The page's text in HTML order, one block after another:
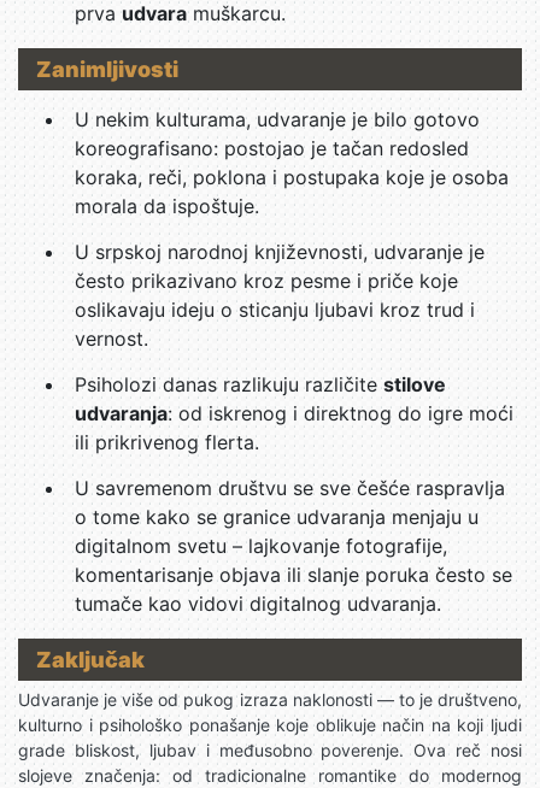
prvaudvaramuškarcu.
Zanimljivosti
U nekim kulturama, udvaranje je bilo gotovo
koreografisano: postojao je tačan redosled
koraka, reči, poklona i postupaka koje je osoba
morala da ispoštuje.
U srpskoj narodnoj književnosti, udvaranje je
često prikazivano kroz pesme i priče koje
oslikavaju ideju o sticanju ljubavi kroz trud i
vernost.
Psiholozi danas razlikuju različitestilove
udvaranja: od iskrenog i direktnog do igre moći
ili prikrivenog flerta.
U savremenom društvu se sve češće raspravlja
o tome kako se granice udvaranja menjaju u
digitalnom svetu – lajkovanje fotografije,
komentarisanje objava ili slanje poruka često se
tumače kao vidovi digitalnog udvaranja.
Zaključak
Udvaranje je više od pukog izraza naklonosti — to je društveno,
kulturno i psihološko ponašanje koje oblikuje način na koji ljudi
grade bliskost, ljubav i međusobno poverenje. Ova reč nosi
slojeve značenja: od tradicionalne romantike do modernog